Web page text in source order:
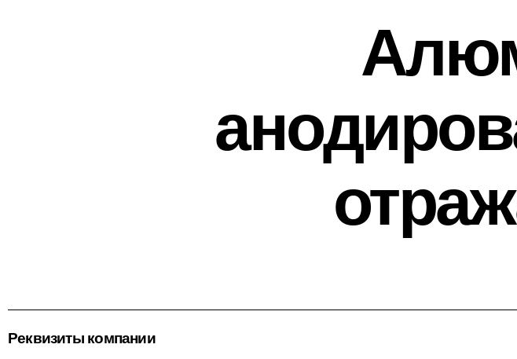
Реквизиты компании